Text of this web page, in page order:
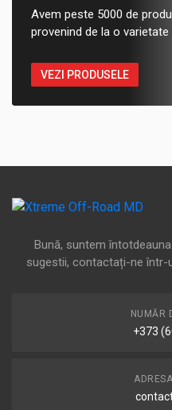
Avem peste 5000 de
provenind de la o
VEZI PRODUSELE
Bună, suntem
sugestii, contactați-ne într-
NUMĂR
+373